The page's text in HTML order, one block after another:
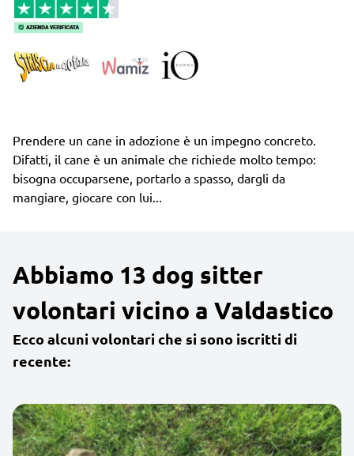
Prendere un cane in adozione è un impegno concreto.
Difatti, il cane è un animale che richiede molto tempo:
bisogna occuparsene, portarlo a spasso, dargli da
mangiare, giocare con lui...
Abbiamo 13 dog sitter
volontari vicino a Valdastico
Ecco alcuni volontari che si sono iscritti di
recente: